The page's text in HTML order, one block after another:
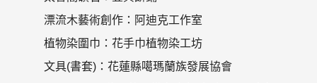
漂流木藝術創作：阿迪克工作室
植物染圍巾：花手巾植物染工坊
文具(書套)：花蓮縣噶瑪蘭族發展協會